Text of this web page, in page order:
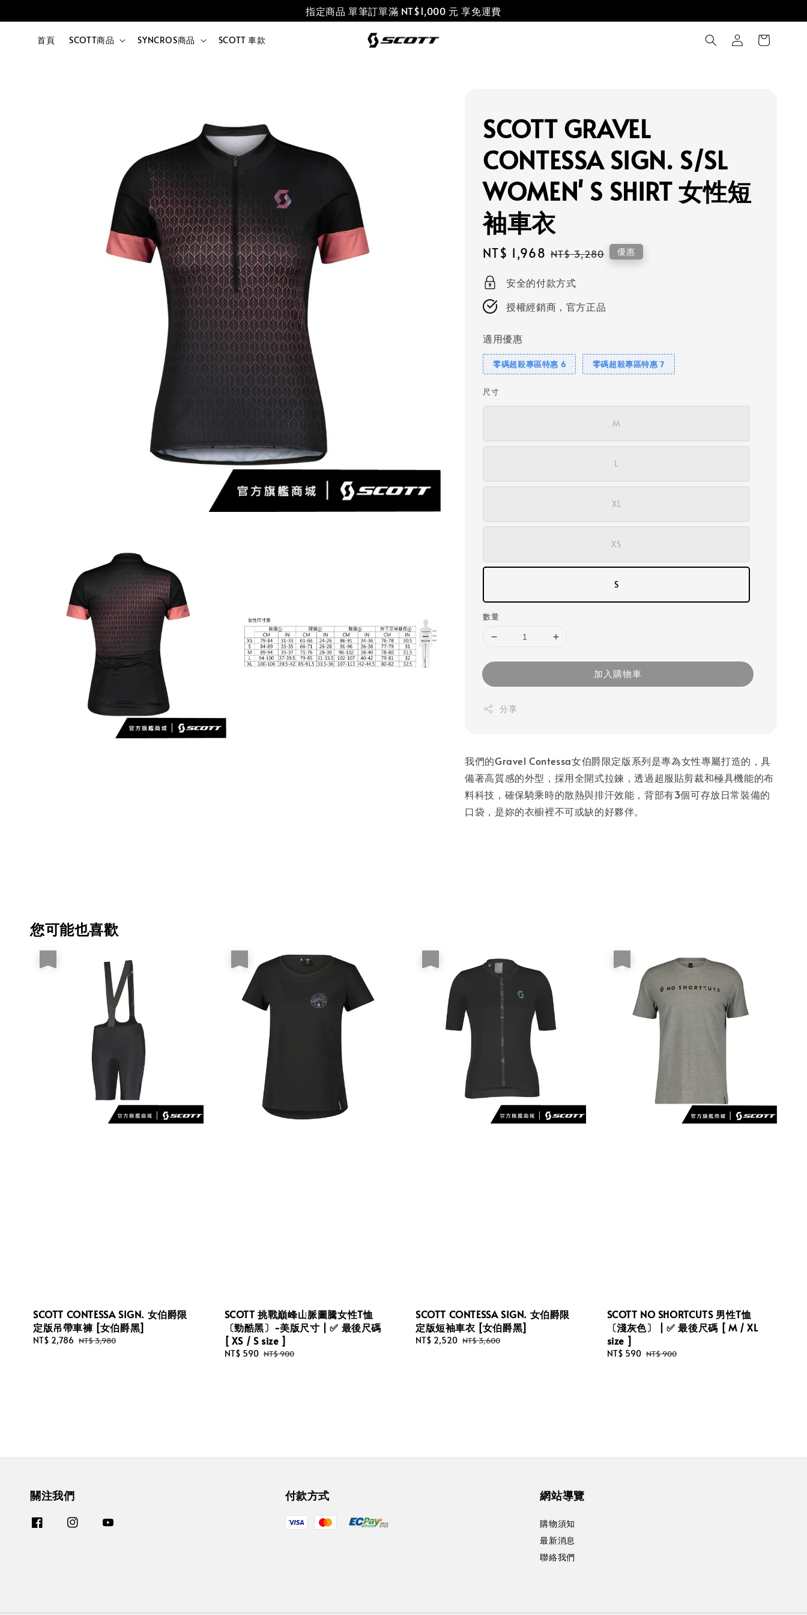
指定商品 單筆訂單滿 NT$1,000 元 享免運費
首頁 SCOTT商品 SYNCROS商品 SCOTT 車款
SCOTT GRAVEL
CONTESSA SIGN. S/SL
WOMEN' S SHIRT 女性短
袖車衣
Sale
price
NT$ 1,968 Regular
NT$ 3,280 優惠
安全的付款方式
授權經銷商，官方正品
適用優惠
零碼超殺專區特惠 6 零碼超殺專區特惠 7
尺寸
M
L
XL
XS
S
數量
加入購物車
分享
我們的Gravel Contessa女伯爵限定版系列是專為女性專屬打造的，具
備著高質感的外型，採用全開式拉鍊，透過超服貼剪裁和極具機能的布
料科技，確保騎乘時的散熱與排汗效能，背部有3個可存放日常裝備的
口袋，是妳的衣櫥裡不可或缺的好夥伴。
您可能也喜歡
SCOTT CONTESSA SIGN. 女伯爵限
定版吊帶車褲 [女伯爵黑]
Sale
NT$ 2,786 Regular
NT$ 3,980
SCOTT 挑戰巔峰山脈圖騰女性T恤
〔勁酷黑〕-美版尺寸 | ✅ 最後尺碼
[ XS / S size ]
Sale
NT$ 590 Regular
NT$ 900
SCOTT CONTESSA SIGN. 女伯爵限
定版短袖車衣 [女伯爵黑]
Sale
NT$ 2,520 Regular
NT$ 3,600
SCOTT NO SHORTCUTS 男性T恤
〔淺灰色〕 | ✅ 最後尺碼 [ M / XL
size ]
Sale
NT$ 590 Regular
NT$ 900
關注我們 付款方式 網站導覽
購物須知
最新消息
聯絡我們